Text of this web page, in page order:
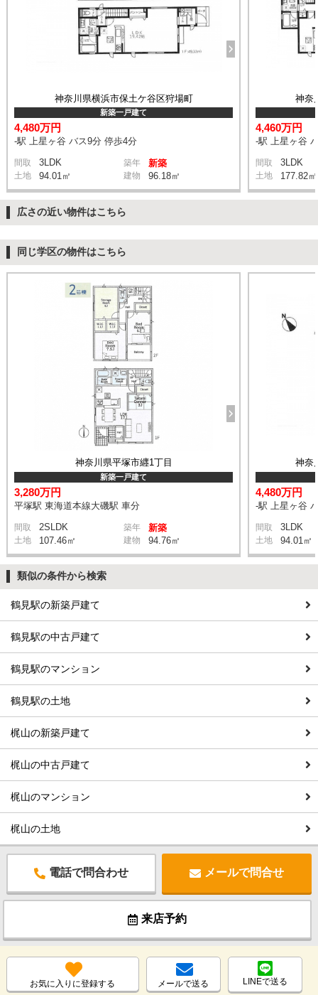
神奈川県横浜市保土ケ谷区狩場町
新築一戸建て
4,480万円
-駅 上星ヶ谷 バス9分 停歩4分
間取 3LDK 築年 新築
土地 94.01㎡ 建物 96.18㎡
神奈
4,460万円
-駅 上星ヶ谷
間取 3LDK
土地 177.82㎡
広さの近い物件はこちら
同じ学区の物件はこちら
神奈川県平塚市纒1丁目
新築一戸建て
3,280万円
平塚駅 東海道本線大磯駅 車分
間取 2SLDK 築年 新築
土地 107.46㎡ 建物 94.76㎡
神奈
4,480万円
-駅 上星ヶ谷
間取 3LDK
土地 94.01㎡
類似の条件から検索
鶴見駅の新築戸建て
鶴見駅の中古戸建て
鶴見駅のマンション
鶴見駅の土地
梶山の新築戸建て
梶山の中古戸建て
梶山のマンション
梶山の土地
電話で問合わせ メールで問合せ
来店予約
お気に入りに登録する メールで送る LINEで送る